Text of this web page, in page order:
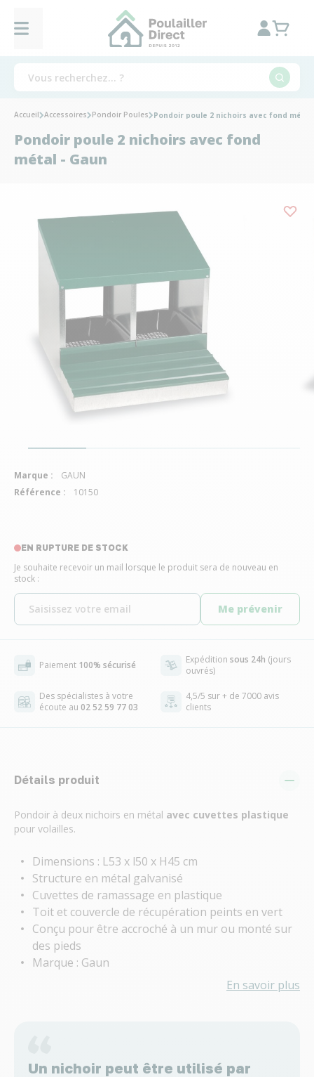
EN RUPTURE DE STOCK
Je souhaite recevoir un mail lorsque le produit sera de nouveau en
stock :
Me prévenir
Paiement 100% sécurisé Expédition sous 24h (jours
ouvrés)
Des spécialistes à votre
écoute au 02 52 59 77 03
4,5/5 sur + de 7000 avis
clients
Détails produit
Pondoir à deux nichoirs en métal avec cuvettes plastique
pour volailles.
Dimensions : L53 x l50 x H45 cm
Structure en métal galvanisé
Cuvettes de ramassage en plastique
Toit et couvercle de récupération peints en vert
Conçu pour être accroché à un mur ou monté sur
des pieds
Marque : Gaun
En savoir plus
Un nichoir peut être utilisé par
Accueil Accessoires Pondoir Poules Pondoir poule 2 nichoirs avec fond métal
Pondoir poule 2 nichoirs avec fond
métal - Gaun
Marque :
GAUN
Référence :
10150